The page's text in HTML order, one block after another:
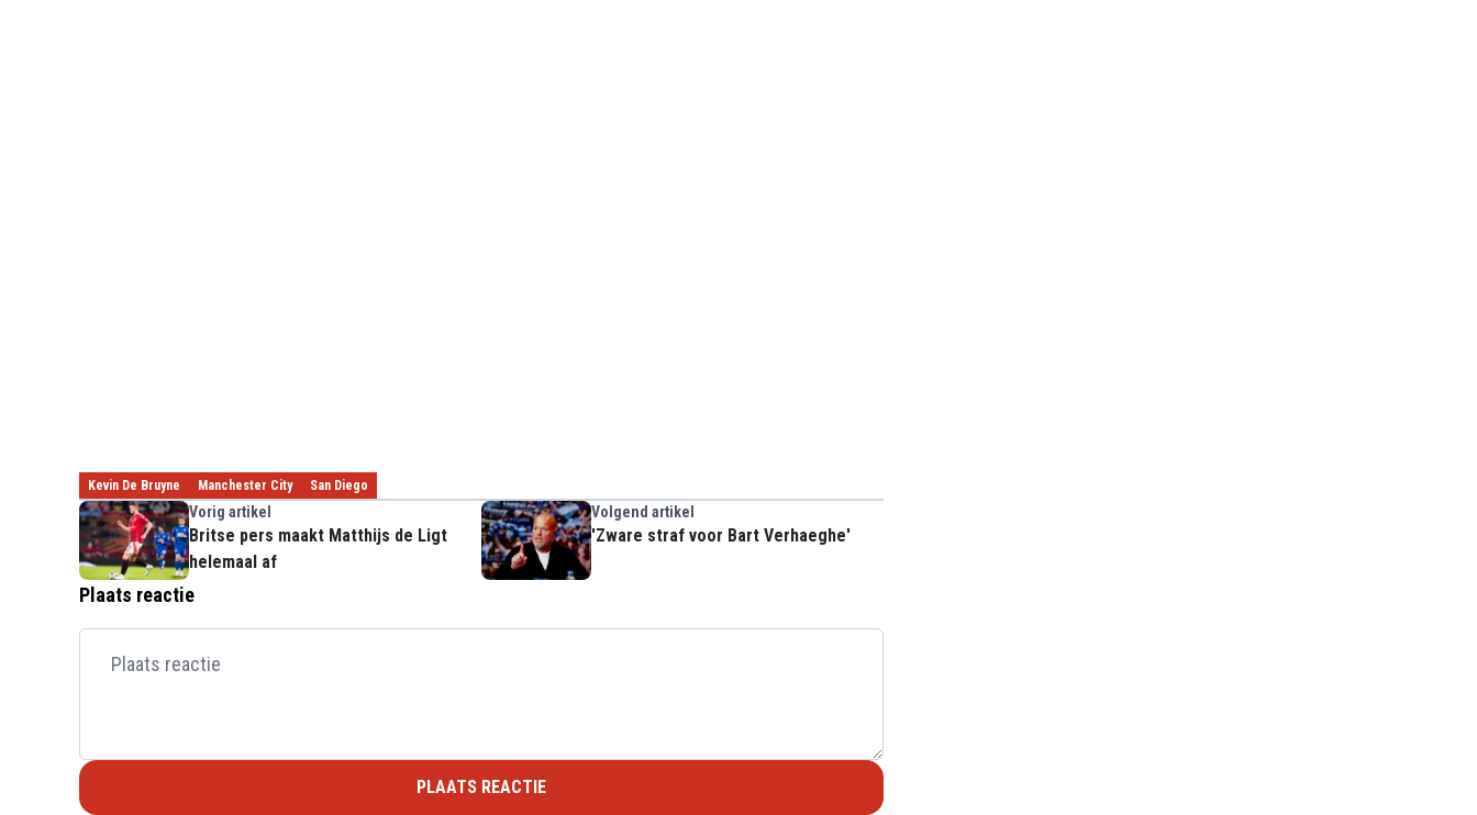
Kevin De Bruyne Manchester City San Diego
Vorig artikel
Britse pers maakt Matthijs de Ligt
helemaal af
Volgend artikel
'Zware straf voor Bart Verhaeghe'
Plaats reactie
PLAATS REACTIE